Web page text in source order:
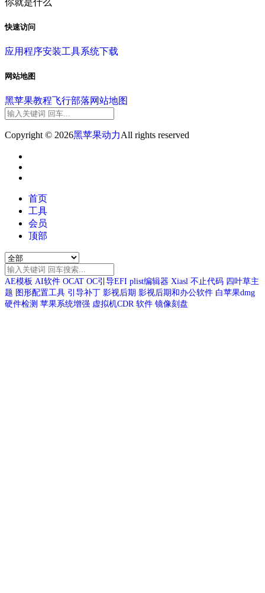
快速访问
应用程序安装工具系统下载
网站地图
黑苹果教程飞行部落网站地图
Copyright © 2026黑苹果动力All rights reserved
首页
工具
会员
顶部
AE模板 AI软件 OCAT OC引导EFI plist编辑器 Xiasl 不止代码 四叶草主
题 图形配置工具 引导补丁 影视后期 影视后期和办公软件 白苹果dmg
硬件检测 苹果系统增强 虚拟机CDR 软件 镜像刻盘